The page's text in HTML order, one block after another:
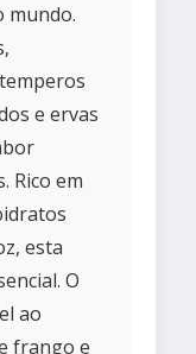
mundo.
e ervas
Rico em
esta
O
ao
frango e